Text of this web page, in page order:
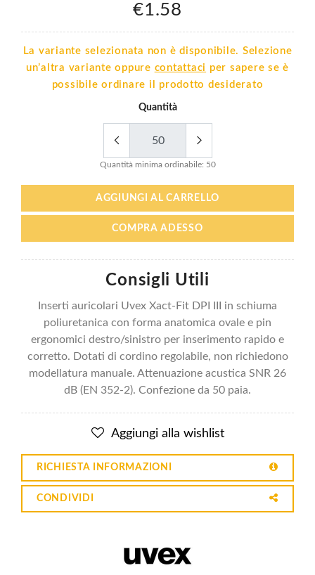
€1.58
La variante selezionata non è disponibile. Selezione
un’altra variante oppure contattaci per sapere se è
possibile ordinare il prodotto desiderato
Quantità
Quantità minima ordinabile: 50
AGGIUNGI AL CARRELLO
COMPRA ADESSO
Consigli Utili
Inserti auricolari Uvex Xact-Fit DPI III in schiuma
poliuretanica con forma anatomica ovale e pin
ergonomici destro/sinistro per inserimento rapido e
corretto. Dotati di cordino regolabile, non richiedono
modellatura manuale. Attenuazione acustica SNR 26
dB (EN 352-2). Confezione da 50 paia.
Aggiungi alla wishlist
RICHIESTA INFORMAZIONI
CONDIVIDI